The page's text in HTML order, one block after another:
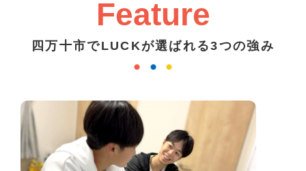
Feature
四万十市でLUCKが選ばれる3つの強み